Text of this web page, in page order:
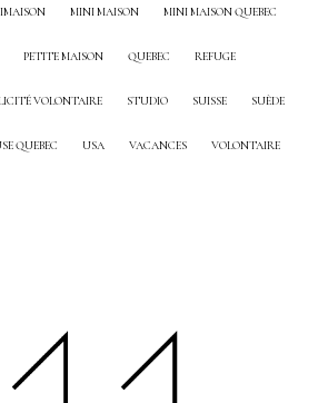
MINI MAISON MINI MAISON QUEBEC
PETITE MAISON QUEBEC REFUGE
VOLONTAIRE STUDIO SUISSE SUÈDE
QUEBEC USA VACANCES VOLONTAIRE